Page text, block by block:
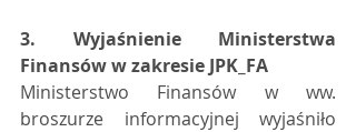
3. Wyjaśnienie Ministerstwa
Finansów w zakresie JPK_FA
Ministerstwo Finansów w ww.
broszurze informacyjnej wyjaśniło